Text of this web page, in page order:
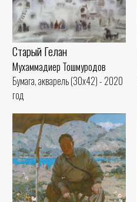
Старый Гелан
Мухаммадиер Тошмуродов
Бумага, акварель (30x42) - 2020
год